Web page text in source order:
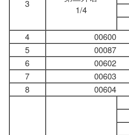
3
1/4
4
00600
5
00087
6
00602
7
00603
8
00604